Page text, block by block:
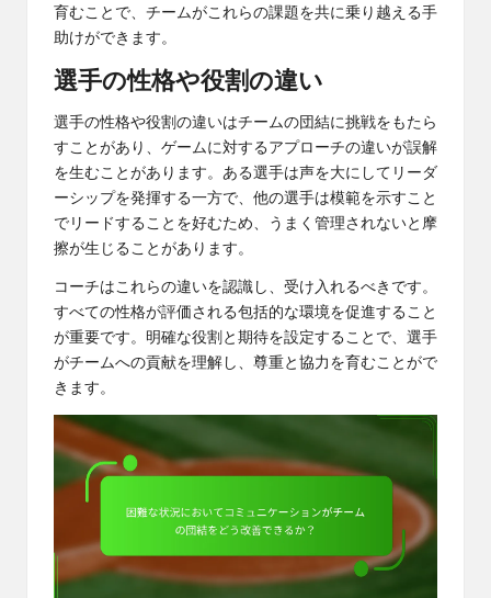
育むことで、チームがこれらの課題を共に乗り越える手
助けができます。
選手の性格や役割の違い
選手の性格や役割の違いはチームの団結に挑戦をもたら
すことがあり、ゲームに対するアプローチの違いが誤解
を生むことがあります。ある選手は声を大にしてリーダ
ーシップを発揮する一方で、他の選手は模範を示すこと
でリードすることを好むため、うまく管理されないと摩
擦が生じることがあります。
コーチはこれらの違いを認識し、受け入れるべきです。
すべての性格が評価される包括的な環境を促進すること
が重要です。明確な役割と期待を設定することで、選手
がチームへの貢献を理解し、尊重と協力を育むことがで
きます。